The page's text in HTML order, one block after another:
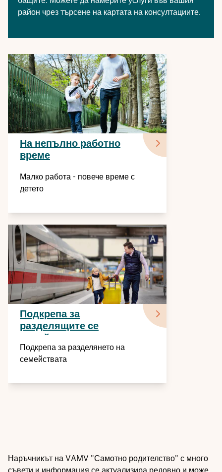
район чрез търсене на картата на консултациите.
На непълно работно
време
Малко работа - повече време с
детето
Подкрепа за
разделящите се
семейства
Подкрепа за разделянето на
семействата
Наръчникът на VAMV "Самотно родителство" с много